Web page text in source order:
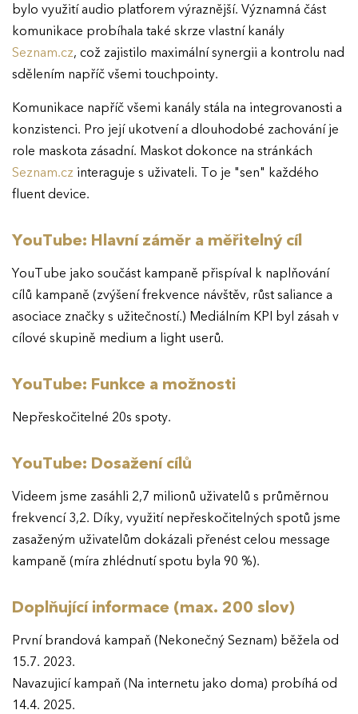
bylo využití audio platforem výraznější. Významná část
komunikace probíhala také skrze vlastní kanály
Seznam.cz, což zajistilo maximální synergii a kontrolu nad
sdělením napříč všemi touchpointy.
Komunikace napříč všemi kanály stála na integrovanosti a
konzistenci. Pro její ukotvení a dlouhodobé zachování je
role maskota zásadní. Maskot dokonce na stránkách
Seznam.cz interaguje s uživateli. To je "sen" každého
fluent device.
YouTube: Hlavní záměr a měřitelný cíl
YouTube jako součást kampaně přispíval k naplňování
cílů kampaně (zvýšení frekvence návštěv, růst saliance a
asociace značky s užitečností.) Mediálním KPI byl zásah v
cílové skupině medium a light userů.
YouTube: Funkce a možnosti
Nepřeskočitelné 20s spoty.
YouTube: Dosažení cílů
Videem jsme zasáhli 2,7 milionů uživatelů s průměrnou
frekvencí 3,2. Díky, využití nepřeskočitelných spotů jsme
zasaženým uživatelům dokázali přenést celou message
kampaně (míra zhlédnutí spotu byla 90 %).
Doplňující informace (max. 200 slov)
První brandová kampaň (Nekonečný Seznam) běžela od
15.7. 2023.
Navazujicí kampaň (Na internetu jako doma) probíhá od
14.4. 2025.